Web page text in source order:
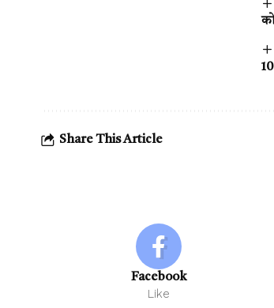
Share This Article
Facebook
Like